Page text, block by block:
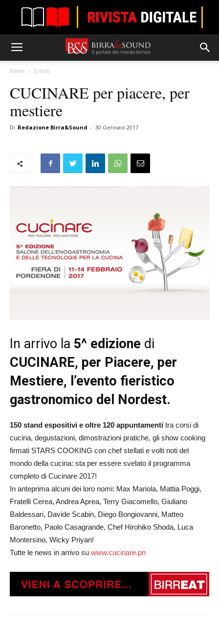
News Eventi
CUCINARE per piacere, per
mestiere
Di Redazione Birra&Sound - 30 Gennaio 2017
In arrivo la 5^ edizione di
CUCINARE, per Piacere, per
Mestiere, l’evento fieristico
gastronomico del Nordest.
150 stand espositivi e oltre 120 appuntamenti tra corsi di
cucina, degustazioni, dimostrazioni pratiche, gli show cooking
firmati STARS COOKING con chef stellati e volti noti del
mondo della cucina: sta per essere svelato il programma
completo di Cucinare 2017!
In anteprima alcuni dei loro nomi: Max Mariola, Mattia Poggi,
Fratelli Cerea, Andrea Aprea, Terry Giacomello, Giuliano
Baldessari, Davide Scabin, Diego Bongiovanni, Matteo
Baronetto, Paolo Casagrande, Chef Hirohiko Shoda, Luca
Montersino, Wicky Priyan!
Tutte le news in arrivo su www.cucinare.pn